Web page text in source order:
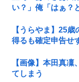
い？」俺「はぁ？
【うらやま】25
得るも確定申告せ
【画像】本田真
てしまう